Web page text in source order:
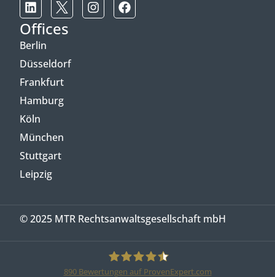
Offices
Berlin
Düsseldorf
Frankfurt
Hamburg
Köln
München
Stuttgart
Leipzig
© 2025 MTR Rechtsanwaltsgesellschaft mbH
890Bewertungen auf ProvenExpert.com